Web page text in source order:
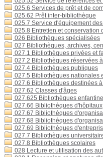
025.6 Services de prêt et de
025.62 Prêt inter-bibliothèque
025.7 Service d'équipement
025.8 Entretien et conservation
026 Bibliothèques spécialisées
027 Bibliothèques, archives,
027.1 Bibliothèques privées et
027.2 Bibliothèques réservées
027.4 Bibliothèques publiques
027.5 Bibliothèques nationales
027.6 Bibliothèques destinées
027.62 Classes d'âges
027.625 Bibliothèques
027.66 Bibliothèques
027.67 Bibliothèques
027.68 Bibliothèques
027.69 Bibliothèques
027.7 Bibliothèques
027.8 Bibliothèques scolaires
028 Lecture et utilisation des